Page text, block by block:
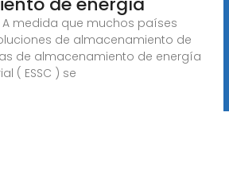
A medida que muchos países
de almacenamiento de
de almacenamiento de energía
( ESSC ) se